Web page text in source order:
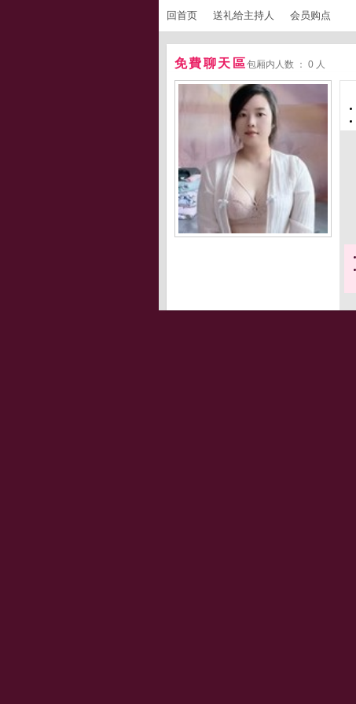
回首页 送礼给主持人 会员购点
免費聊天區包厢内人数 ： 0 人